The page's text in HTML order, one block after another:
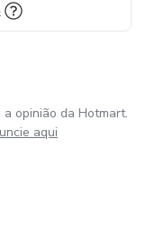
opinião da Hotmart.
aqui